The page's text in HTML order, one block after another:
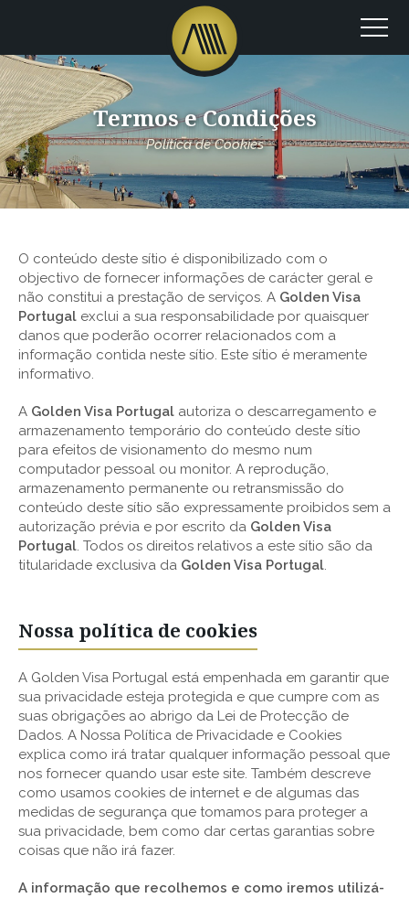
Termos e Condições
Política de Cookies
O conteúdo deste sítio é disponibilizado com o
objectivo de fornecer informações de carácter geral e
não constitui a prestação de serviços. A Golden Visa
Portugal exclui a sua responsabilidade por quaisquer
danos que poderão ocorrer relacionados com a
informação contida neste sítio. Este sítio é meramente
informativo.
A Golden Visa Portugal autoriza o descarregamento e
armazenamento temporário do conteúdo deste sítio
para efeitos de visionamento do mesmo num
computador pessoal ou monitor. A reprodução,
armazenamento permanente ou retransmissão do
conteúdo deste sítio são expressamente proibidos sem a
autorização prévia e por escrito da Golden Visa
Portugal. Todos os direitos relativos a este sítio são da
titularidade exclusiva da Golden Visa Portugal.
Nossa política de cookies
A Golden Visa Portugal está empenhada em garantir que
sua privacidade esteja protegida e que cumpre com as
suas obrigações ao abrigo da Lei de Protecção de
Dados. A Nossa Política de Privacidade e Cookies
explica como irá tratar qualquer informação pessoal que
nos fornecer quando usar este site. Também descreve
como usamos cookies de internet e de algumas das
medidas de segurança que tomamos para proteger a
sua privacidade, bem como dar certas garantias sobre
coisas que não irá fazer.
A informação que recolhemos e como iremos utilizá-